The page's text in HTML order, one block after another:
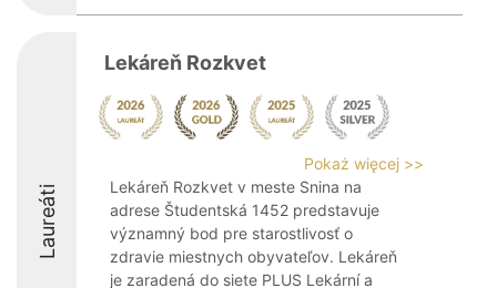
Laureáti
Lekáreň Rozkvet
Pokaż więcej >>
Lekáreň Rozkvet v meste Snina na
adrese Študentská 1452 predstavuje
významný bod pre starostlivosť o
zdravie miestnych obyvateľov. Lekáreň
je zaradená do siete PLUS Lekární a